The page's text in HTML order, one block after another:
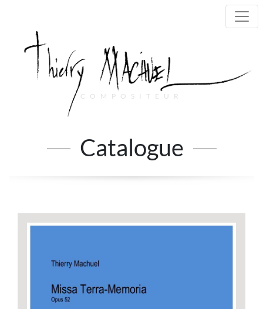
COMPOSITEUR
Main Navigation
Catalogue